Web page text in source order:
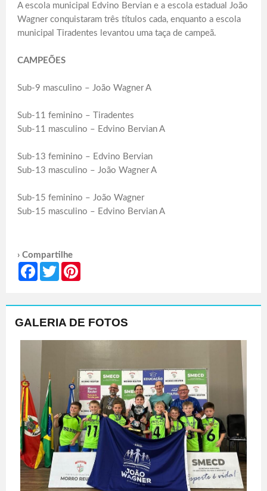
A escola municipal Edvino Bervian e a escola estadual João
Wagner conquistaram três títulos cada, enquanto a escola
municipal Tiradentes levantou uma taça de campeã.
CAMPEÕES
Sub-9 masculino – João Wagner A
Sub-11 feminino – Tiradentes
Sub-11 masculino – Edvino Bervian A
Sub-13 feminino – Edvino Bervian
Sub-13 masculino – João Wagner A
Sub-15 feminino – João Wagner
Sub-15 masculino – Edvino Bervian A
› Compartilhe
FacebookTwitter
GALERIA DE FOTOS